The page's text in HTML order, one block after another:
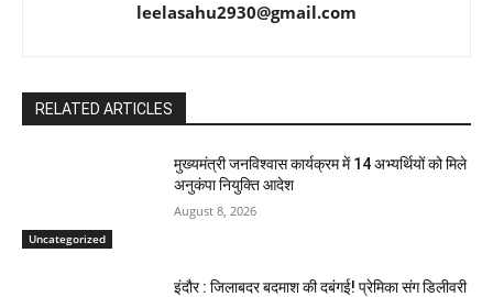
leelasahu2930@gmail.com
RELATED ARTICLES
Uncategorized
मुख्यमंत्री जनविश्वास कार्यक्रम में 14 अभ्यर्थियों को मिले
अनुकंपा नियुक्ति आदेश
August 8, 2026
इंदौर : जिलाबदर बदमाश की दबंगई! प्रेमिका संग डिलीवरी